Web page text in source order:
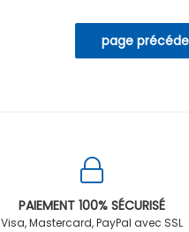
PAIEMENT 100% SÉCURISÉ
Visa, Mastercard, PayPal avec SSL